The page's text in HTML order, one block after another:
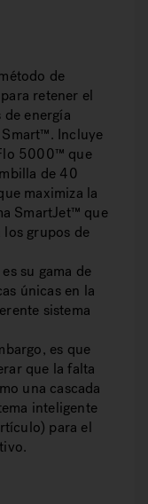
de
retener el
energía
Incluye
5000™ que
de 40
maximiza la
SmartJet™ que
grupos de
su gama de
únicas en la
sistema
es que
que la falta
una cascada
inteligente
para el